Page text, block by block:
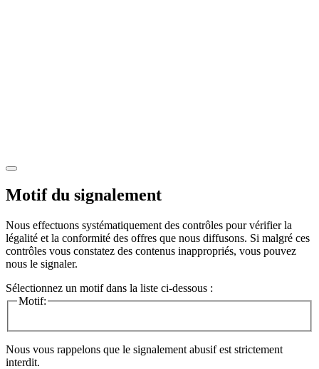
Motif du signalement
Nous effectuons systématiquement des contrôles pour vérifier la
légalité et la conformité des offres que nous diffusons. Si malgré ces
contrôles vous constatez des contenus inappropriés, vous pouvez
nous le signaler.
Sélectionnez un motif dans la liste ci-dessous :
Motif:
Nous vous rappelons que le signalement abusif est strictement
interdit.